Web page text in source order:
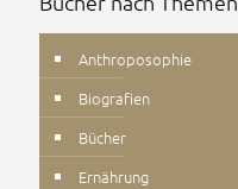
Anthroposophie
Biografien
Bücher
Ernährung